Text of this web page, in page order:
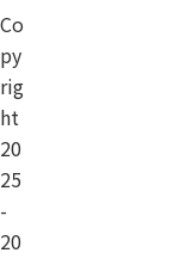
Co
py
rig
ht
20
25
-
20